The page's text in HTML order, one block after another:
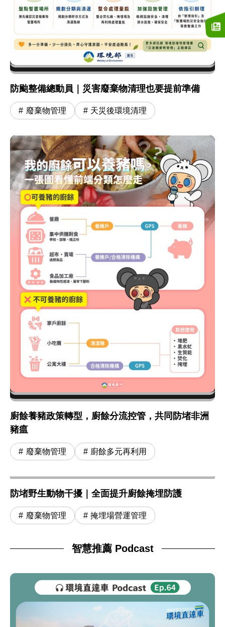
防颱整備總動員｜災害廢棄物清理也要提前準備
廢棄物管理 天災後環境清理
廚餘養豬政策轉型，廚餘分流控管，共同防堵非洲
豬瘟
廢棄物管理 廚餘多元再利用
防堵野生動物干擾｜全面提升廚餘掩埋防護
廢棄物管理 掩埋場營運管理
智慧推薦 Podcast